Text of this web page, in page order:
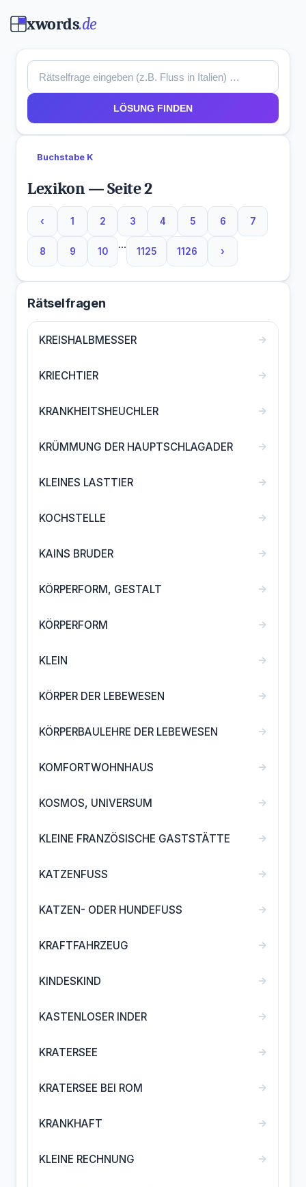
xwords.de
LÖSUNG FINDEN
Buchstabe K
Lexikon — Seite 2
‹ 1 2 3 4 5 6 7
8 9 10
...
1125 1126 ›
Rätselfragen
KREISHALBMESSER →
KRIECHTIER →
KRANKHEITSHEUCHLER →
KRÜMMUNG DER HAUPTSCHLAGADER →
KLEINES LASTTIER →
KOCHSTELLE →
KAINS BRUDER →
KÖRPERFORM, GESTALT →
KÖRPERFORM →
KLEIN →
KÖRPER DER LEBEWESEN →
KÖRPERBAULEHRE DER LEBEWESEN →
KOMFORTWOHNHAUS →
KOSMOS, UNIVERSUM →
KLEINE FRANZÖSISCHE GASTSTÄTTE →
KATZENFUSS →
KATZEN- ODER HUNDEFUSS →
KRAFTFAHRZEUG →
KINDESKIND →
KASTENLOSER INDER →
KRATERSEE →
KRATERSEE BEI ROM →
KRANKHAFT →
KLEINE RECHNUNG →